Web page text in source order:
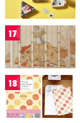
17
18